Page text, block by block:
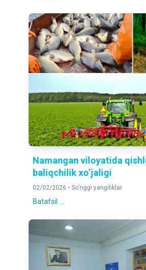
Namangan viloyatida
baliqchilik xo‘jaligi
02/02/2026 • So'nggi yangiliklar
Batafsil ...